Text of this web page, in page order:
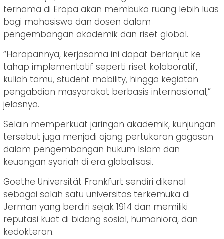
ternama di Eropa akan membuka ruang lebih luas
bagi mahasiswa dan dosen dalam
pengembangan akademik dan riset global.
“Harapannya, kerjasama ini dapat berlanjut ke
tahap implementatif seperti riset kolaboratif,
kuliah tamu, student mobility, hingga kegiatan
pengabdian masyarakat berbasis internasional,”
jelasnya.
Selain memperkuat jaringan akademik, kunjungan
tersebut juga menjadi ajang pertukaran gagasan
dalam pengembangan hukum Islam dan
keuangan syariah di era globalisasi.
Goethe Universität Frankfurt sendiri dikenal
sebagai salah satu universitas terkemuka di
Jerman yang berdiri sejak 1914 dan memiliki
reputasi kuat di bidang sosial, humaniora, dan
kedokteran.